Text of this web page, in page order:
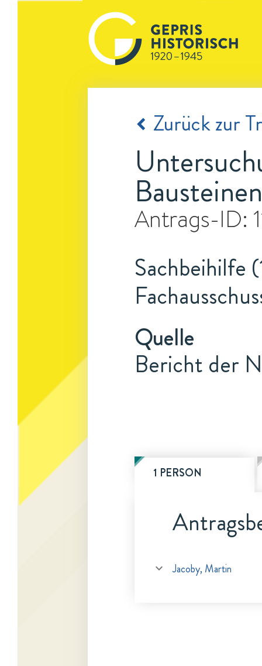
Zurück zur
Bausteinen
Antrags-ID:
Sachbeihilfe
Quelle
Bericht der
1 PERSON
Jacoby, Martin